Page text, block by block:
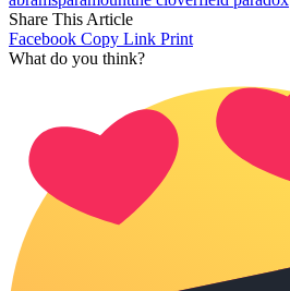
Share This Article
Facebook Copy Link Print
What do you think?